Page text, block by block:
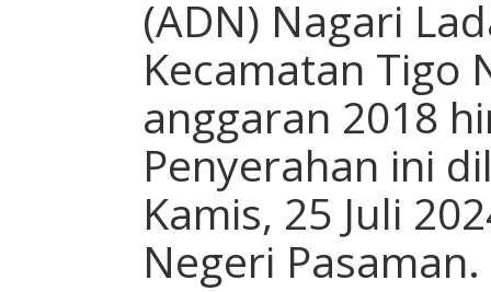
(ADN) Nagari
Kecamatan Tigo
anggaran 2018
Penyerahan ini
Kamis, 25 Juli
Negeri Pasaman.